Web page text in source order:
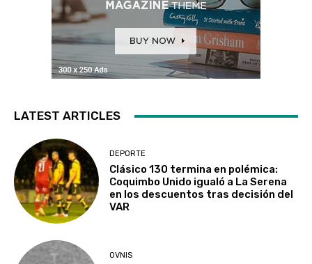
LATEST ARTICLES
DEPORTE
Clásico 130 termina en polémica:
Coquimbo Unido igualó a La Serena
en los descuentos tras decisión del
VAR
OVNIS